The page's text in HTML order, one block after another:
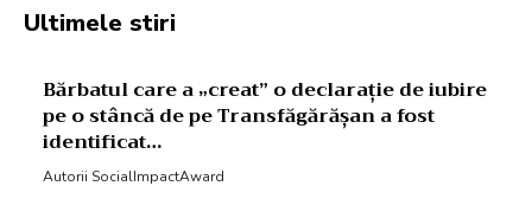
Ultimele stiri
Bărbatul care a „creat” o declarație de iubire
pe o stâncă de pe Transfăgărășan a fost
identificat…
Autorii SocialImpactAward